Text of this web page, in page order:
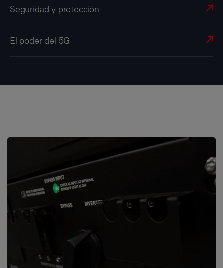
Seguridad y protección
El poder del 5G